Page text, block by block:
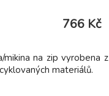
766 Kč
mikina na zip vyrobena z
materiálů.